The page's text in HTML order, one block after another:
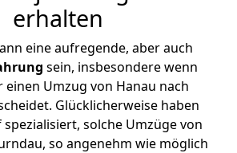
erhalten
eine aufregende, aber auch
sein, insbesondere wenn
einen Umzug von Hanau nach
Glücklicherweise haben
solche Umzüge von
so angenehm wie möglich